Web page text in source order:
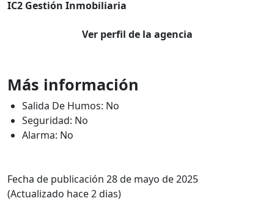
IC2 Gestión Inmobiliaria
Ver perfil de la agencia
Más información
Salida De Humos: No
Seguridad: No
Alarma: No
Fecha de publicación 28 de mayo de 2025
(Actualizado hace 2 dias)